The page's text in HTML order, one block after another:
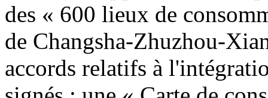
des « 600 lieux de
de Changsha-Zhuzhou-
accords relatifs à